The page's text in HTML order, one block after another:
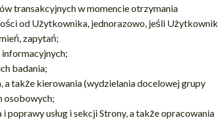
transakcyjnych w momencie otrzymania
od Użytkownika, jednorazowo, jeśli Użytkownik
zapytań;
badania;
także kierowania (wydzielania docelowej grupy
osobowych;
usług i sekcji Strony, a także opracowania